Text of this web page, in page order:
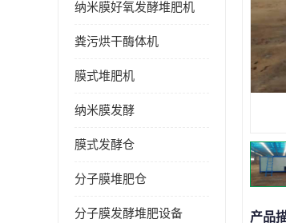
纳米膜好氧发酵堆肥机
粪污烘干酶体机
膜式堆肥机
纳米膜发酵
膜式发酵仓
分子膜堆肥仓
分子膜发酵堆肥设备 产品